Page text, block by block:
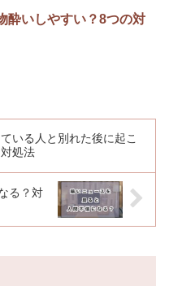
酔いしやすい？8つの対
いる人と別れた後に起こ
処法
る？対